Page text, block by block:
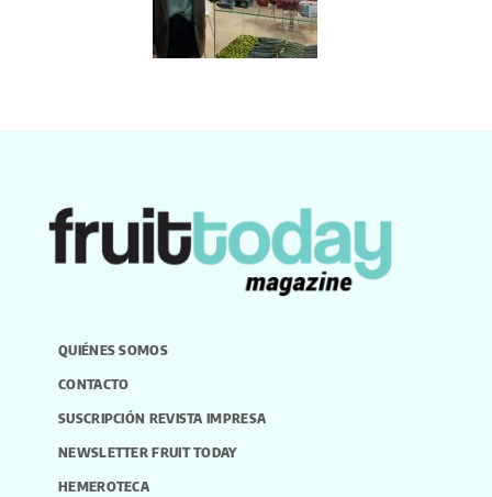
QUIÉNES SOMOS
CONTACTO
SUSCRIPCIÓN REVISTA IMPRESA
NEWSLETTER FRUIT TODAY
HEMEROTECA